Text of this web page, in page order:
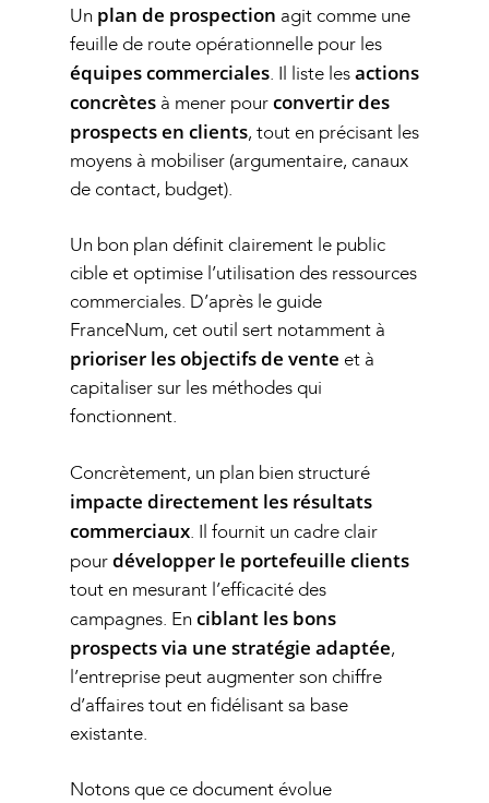
Un plan de prospection agit comme une
feuille de route opérationnelle pour les
équipes commerciales. Il liste lesactions
concrètes à mener pourconvertir des
prospects en clients, tout en précisant les
moyens à mobiliser (argumentaire, canaux
de contact, budget).
Un bon plan définit clairement le public
cible et optimise l’utilisation des ressources
commerciales. D’après le guide
FranceNum, cet outil sert notamment à
prioriser les objectifs de vente et à
capitaliser sur les méthodes qui
fonctionnent.
Concrètement, un plan bien structuré
impacte directement les résultats
commerciaux. Il fournit un cadre clair
pourdévelopper le portefeuille clients
tout en mesurant l’efficacité des
campagnes. Enciblant les bons
prospects via une stratégie adaptée,
l’entreprise peut augmenter son chiffre
d’affaires tout en fidélisant sa base
existante.
Notons que ce document évolue